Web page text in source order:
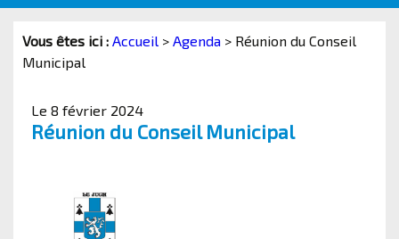
Vous êtes ici : Accueil > Agenda > Réunion du Conseil
Municipal
Le 8 février 2024
Réunion du Conseil Municipal